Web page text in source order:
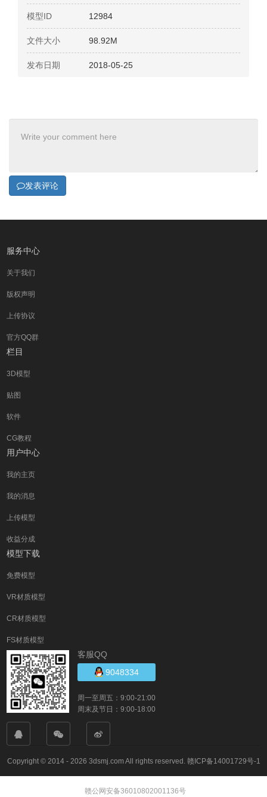
模型ID 12984
文件大小 98.92M
发布日期 2018-05-25
发表评论
服务中心
关于我们
版权声明
上传协议
官方QQ群
栏目
3D模型
贴图
软件
CG教程
用户中心
我的主页
我的消息
上传模型
收益分成
模型下载
免费模型
VR材质模型
CR材质模型
FS材质模型
客服QQ
9048334
周一至周五：9:00-21:00
周末及节日：9:00-18:00
Copyright © 2014 - 2026 3dsmj.com All rights reserved. 赣ICP备14001729号-1
赣公网安备36010802001136号